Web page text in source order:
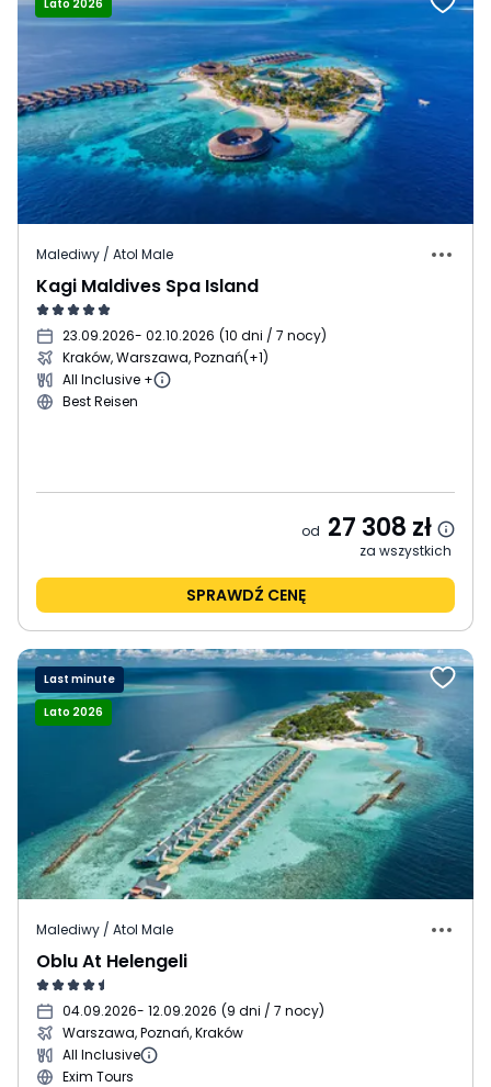
Lato 2026
Malediwy / Atol Male
Kagi Maldives Spa Island
23.09.2026- 02.10.2026 (10 dni / 7 nocy)
Kraków, Warszawa, Poznań(+1)
All Inclusive +
Best Reisen
od 27 308 zł
za wszystkich
SPRAWDŹ CENĘ
Last minute
Lato 2026
Malediwy / Atol Male
Oblu At Helengeli
04.09.2026- 12.09.2026 (9 dni / 7 nocy)
Warszawa, Poznań, Kraków
All Inclusive
Exim Tours